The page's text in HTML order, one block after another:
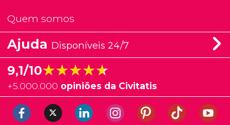
Quem somos
Ajuda Disponíveis 24/7
9,1/10★★★★★
★★★★★
+5.000.000 opiniões da Civitatis